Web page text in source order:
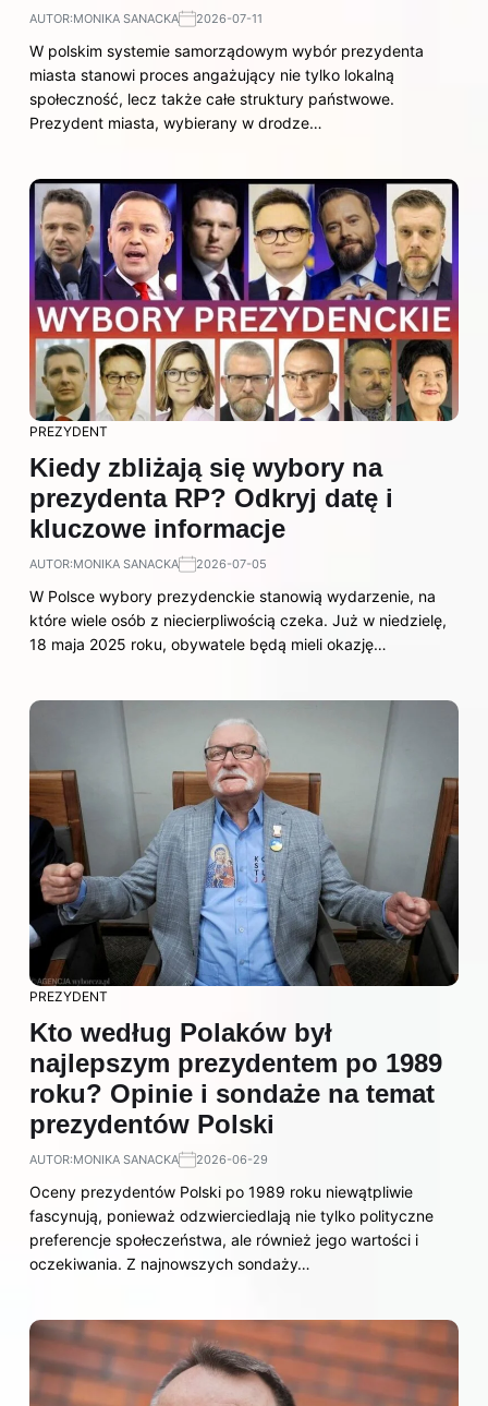
AUTOR:MONIKA SANACKA 2026-07-11
W polskim systemie samorządowym wybór prezydenta
miasta stanowi proces angażujący nie tylko lokalną
społeczność, lecz także całe struktury państwowe.
Prezydent miasta, wybierany w drodze…
PREZYDENT
Kiedy zbliżają się wybory na
prezydenta RP? Odkryj datę i
kluczowe informacje
AUTOR:MONIKA SANACKA 2026-07-05
W Polsce wybory prezydenckie stanowią wydarzenie, na
które wiele osób z niecierpliwością czeka. Już w niedzielę,
18 maja 2025 roku, obywatele będą mieli okazję…
PREZYDENT
Kto według Polaków był
najlepszym prezydentem po 1989
roku? Opinie i sondaże na temat
prezydentów Polski
AUTOR:MONIKA SANACKA 2026-06-29
Oceny prezydentów Polski po 1989 roku niewątpliwie
fascynują, ponieważ odzwierciedlają nie tylko polityczne
preferencje społeczeństwa, ale również jego wartości i
oczekiwania. Z najnowszych sondaży…